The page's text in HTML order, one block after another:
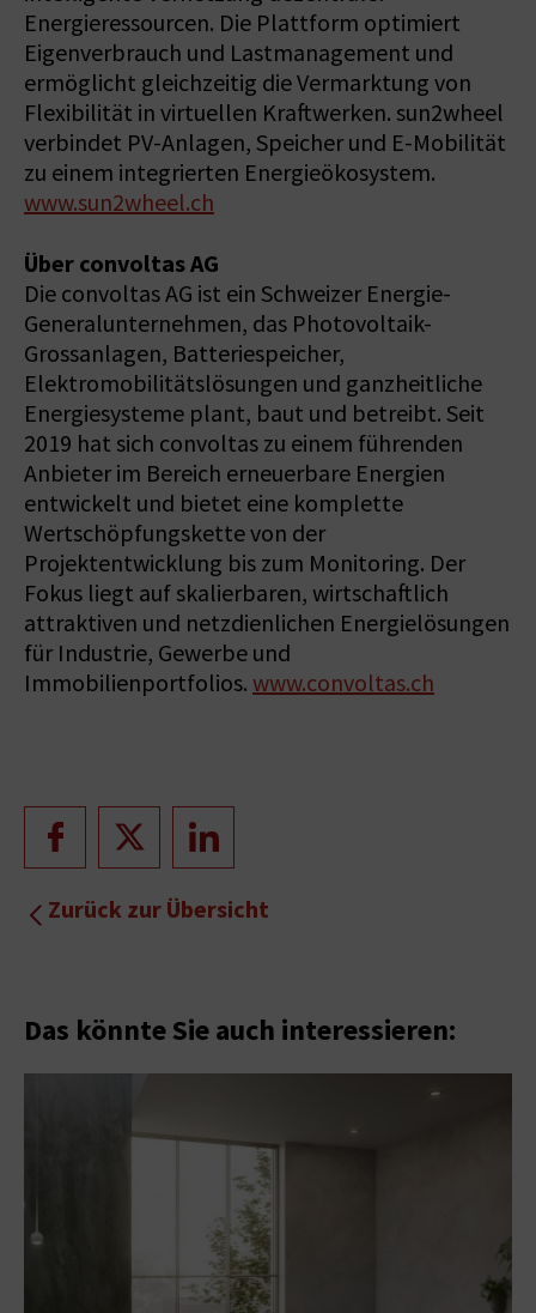
Energieressourcen. Die Plattform optimiert
Eigenverbrauch und Lastmanagement und
ermöglicht gleichzeitig die Vermarktung von
Flexibilität in virtuellen Kraftwerken. sun2wheel
verbindet PV-Anlagen, Speicher und E-Mobilität
zu einem integrierten Energieökosystem.
www.sun2wheel.ch
Über convoltas AG
Die convoltas AG ist ein Schweizer Energie-
Generalunternehmen, das Photovoltaik-
Grossanlagen, Batteriespeicher,
Elektromobilitätslösungen und ganzheitliche
Energiesysteme plant, baut und betreibt. Seit
2019 hat sich convoltas zu einem führenden
Anbieter im Bereich erneuerbare Energien
entwickelt und bietet eine komplette
Wertschöpfungskette von der
Projektentwicklung bis zum Monitoring. Der
Fokus liegt auf skalierbaren, wirtschaftlich
attraktiven und netzdienlichen Energielösungen
für Industrie, Gewerbe und
Immobilienportfolios. www.convoltas.ch
Zurück zur Übersicht
Das könnte Sie auch interessieren: